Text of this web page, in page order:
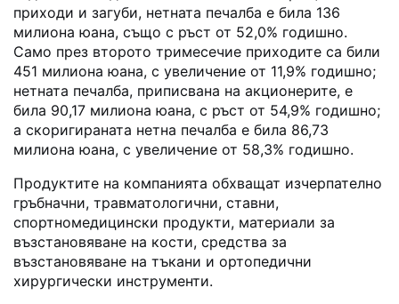
приходи и загуби, нетната печалба е била 136
милиона юана, също с ръст от 52,0% годишно.
Само през второто тримесечие приходите са били
451 милиона юана, с увеличение от 11,9% годишно;
нетната печалба, приписвана на акционерите, е
била 90,17 милиона юана, с ръст от 54,9% годишно;
а скоригираната нетна печалба е била 86,73
милиона юана, с увеличение от 58,3% годишно.
Продуктите на компанията обхващат изчерпателно
гръбначни, травматологични, ставни,
спортномедицински продукти, материали за
възстановяване на кости, средства за
възстановяване на тъкани и ортопедични
хирургически инструменти.